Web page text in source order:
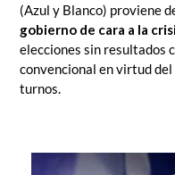
(Azul y Blanco) proviene
gobierno de cara a la
elecciones sin resultados
convencional en virtud
turnos.